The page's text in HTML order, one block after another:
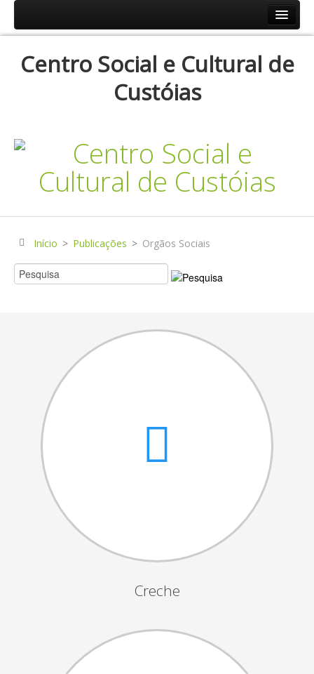
Resp.Sociais
Centro de Convívio
Serviço de Apoio Domiciliário
Agenda
Historial
Publicações
Notícias
Galerias Fotográficas
Cantares das Janeiras
Carnaval
Dia da Amizade
Dia da Mulher
Festejos da Páscoa
Dia da Mãe
Dia Mundial da Criança
Marchas Populares
Dia de S.Martinho
Centro Social e Cultural de
Custóias
Início > Publicações > Orgãos Sociais
Creche